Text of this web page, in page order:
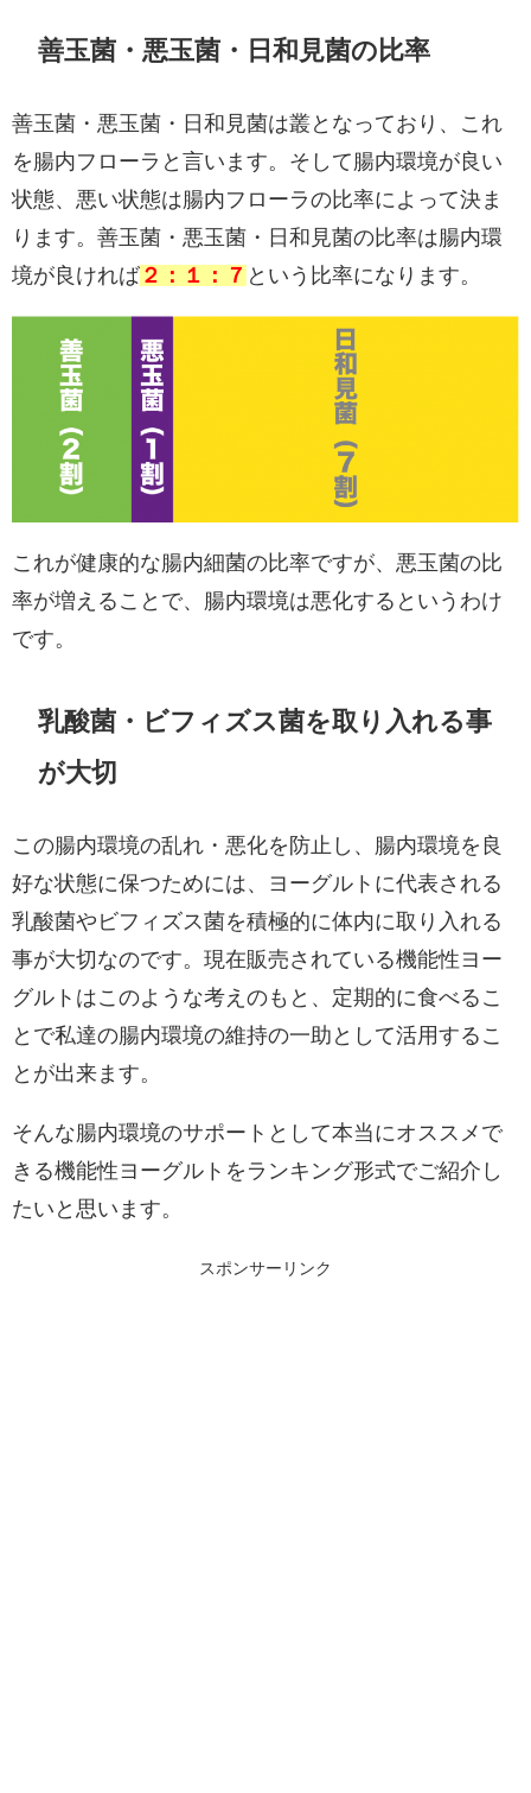
善玉菌・悪玉菌・日和見菌の比率
善玉菌・悪玉菌・日和見菌は叢となっており、これ
を腸内フローラと言います。そして腸内環境が良い
状態、悪い状態は腸内フローラの比率によって決ま
ります。善玉菌・悪玉菌・日和見菌の比率は腸内環
境が良ければ ２：１：７ という比率になります。
これが健康的な腸内細菌の比率ですが、悪玉菌の比
率が増えることで、腸内環境は悪化するというわけ
です。
乳酸菌・ビフィズス菌を取り入れる事
が大切
この腸内環境の乱れ・悪化を防止し、腸内環境を良
好な状態に保つためには、ヨーグルトに代表される
乳酸菌やビフィズス菌を積極的に体内に取り入れる
事が大切なのです。現在販売されている機能性ヨー
グルトはこのような考えのもと、定期的に食べるこ
とで私達の腸内環境の維持の一助として活用するこ
とが出来ます。
そんな腸内環境のサポートとして本当にオススメで
きる機能性ヨーグルトをランキング形式でご紹介し
たいと思います。
スポンサーリンク